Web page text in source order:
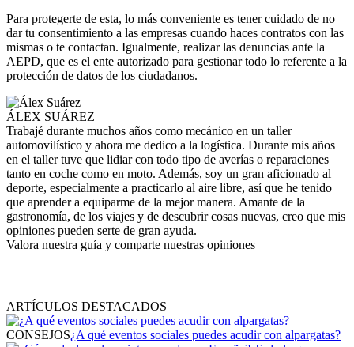
Para protegerte de esta, lo más conveniente es tener cuidado de no
dar tu consentimiento a las empresas cuando haces contratos con las
mismas o te contactan. Igualmente, realizar las denuncias ante la
AEPD, que es el ente autorizado para gestionar todo lo referente a la
protección de datos de los ciudadanos.
ÁLEX SUÁREZ
Trabajé durante muchos años como mecánico en un taller
automovilístico y ahora me dedico a la logística. Durante mis años
en el taller tuve que lidiar con todo tipo de averías o reparaciones
tanto en coche como en moto. Además, soy un gran aficionado al
deporte, especialmente a practicarlo al aire libre, así que he tenido
que aprender a equiparme de la mejor manera. Amante de la
gastronomía, de los viajes y de descubrir cosas nuevas, creo que mis
opiniones pueden serte de gran ayuda.
Valora nuestra guía y comparte nuestras opiniones
ARTÍCULOS DESTACADOS
CONSEJOS¿A qué eventos sociales puedes acudir con alpargatas?